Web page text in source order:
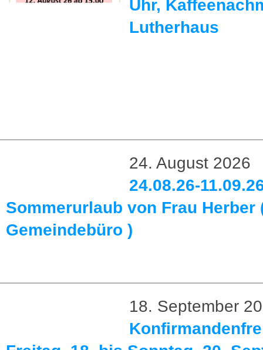
Uhr,
Lutherhaus
24. August 2026
24.08.26-
Sommerurlaub von Frau Herber
Gemeindebüro )
18. September